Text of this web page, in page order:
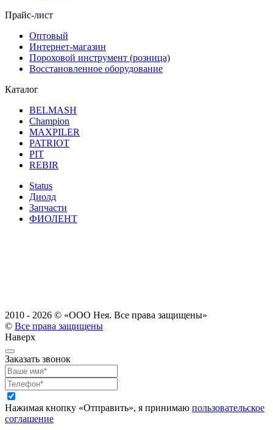
Прайс-лист
Оптовый
Интернет-магазин
Пороховой инструмент (розница)
Восстановленное оборудование
Каталог
BELMASH
Champion
MAXPILER
PATRIOT
PIT
REBIR
Status
Диолд
Запчасти
ФИОЛЕНТ
2010 - 2026 © «ООО Нея. Все права защищены»
© Все права защищены
Наверх
Заказать звонок
Нажимая кнопку «Отправить», я принимаю пользовательское
соглашение